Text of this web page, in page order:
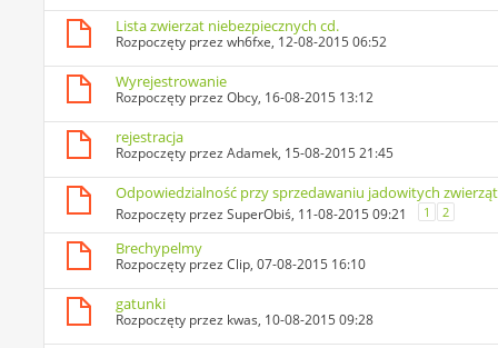
Lista zwierzat niebezpiecznych cd.
Rozpoczęty przezwh6fxe, 12-08-2015 06:52
Wyrejestrowanie
Rozpoczęty przezObcy, 16-08-2015 13:12
rejestracja
Rozpoczęty przezAdamek, 15-08-2015 21:45
Odpowiedzialność przy sprzedawaniu jadowitych zwierząt
Rozpoczęty przezSuperObiś, 11-08-2015 09:21 1 2
Brechypelmy
Rozpoczęty przezClip, 07-08-2015 16:10
gatunki
Rozpoczęty przez kwas, 10-08-2015 09:28